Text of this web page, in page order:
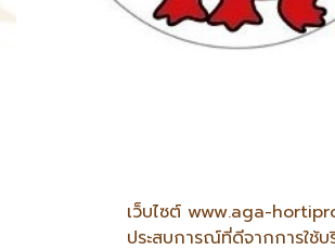
เว็บไซต์ www.aga-
ประสบการณ์ที่ดีจากการใช้